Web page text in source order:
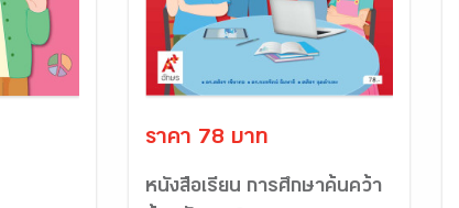
ราคา 78 บาท
หนังสือเรียน การศึกษาค้นคว้า